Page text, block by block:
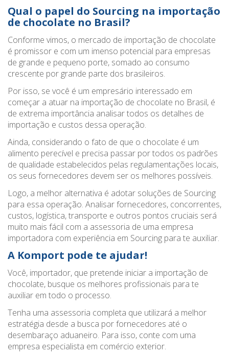
Qual o papel do Sourcing na importação
de chocolate no Brasil?
Conforme vimos, o mercado de importação de chocolate
é promissor e com um imenso potencial para empresas
de grande e pequeno porte, somado ao consumo
crescente por grande parte dos brasileiros.
Por isso, se você é um empresário interessado em
começar a atuar na importação de chocolate no Brasil, é
de extrema importância analisar todos os detalhes de
importação e custos dessa operação.
Ainda, considerando o fato de que o chocolate é um
alimento perecível e precisa passar por todos os padrões
de qualidade estabelecidos pelas regulamentações locais,
os seus fornecedores devem ser os melhores possíveis.
Logo, a melhor alternativa é adotar soluções de Sourcing
para essa operação. Analisar fornecedores, concorrentes,
custos, logística, transporte e outros pontos cruciais será
muito mais fácil com a assessoria de uma empresa
importadora com experiência em Sourcing para te auxiliar.
A Komport pode te ajudar!
Você, importador, que pretende iniciar a importação de
chocolate, busque os melhores profissionais para te
auxiliar em todo o processo.
Tenha uma assessoria completa que utilizará a melhor
estratégia desde a busca por fornecedores até o
desembaraço aduaneiro. Para isso, conte com uma
empresa especialista em comércio exterior.